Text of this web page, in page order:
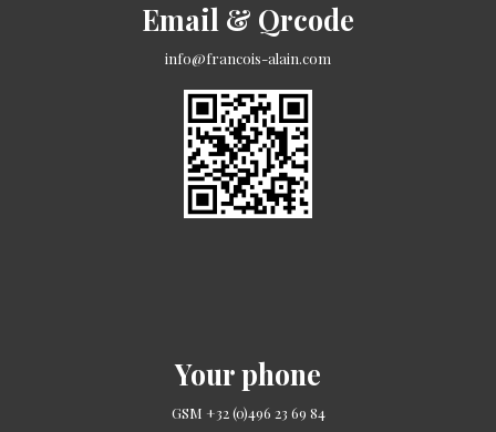
Email & Qrcode
info@francois-alain.com
Your phone
GSM +32 (0)496 23 69 84